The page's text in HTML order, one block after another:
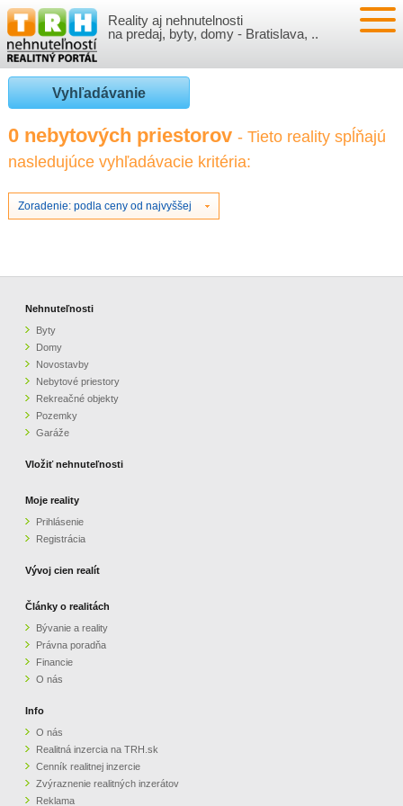
Reality aj nehnutelnosti
na predaj, byty, domy - Bratislava, ..
NEHNUTEĽNOSTI
BYTY
NOVOSTAVBY
NEBYTOVÉ PRIESTORY
GARÁŽE
VLOŽIŤ NEHNUTEĽNOSTI
PRIHLÁSENIE
REGISTRÁCIA
VÝVOJ CIEN REALÍT
ČLÁNKY O REALITÁCH
O NÁS
CENNÍK REALITNEJ INZERCIE
ZVÝRAZNENIE REALITNÝCH INZERÁTOV
PARTNERI
OBCHODNÉ PODMIENKY
KONTAKT
Vyhľadávanie
0 nebytových priestorov - Tieto reality spĺňajú
nasledujúce vyhľadávacie kritéria:
Zoradenie: podla ceny od najvyššej
Nehnuteľnosti
Byty
Domy
Novostavby
Nebytové priestory
Rekreačné objekty
Pozemky
Garáže
Vložiť nehnuteľnosti
Moje reality
Prihlásenie
Registrácia
Vývoj cien realít
Články o realitách
Bývanie a reality
Právna poradňa
Financie
O nás
Info
O nás
Realitná inzercia na TRH.sk
Cenník realitnej inzercie
Zvýraznenie realitných inzerátov
Reklama